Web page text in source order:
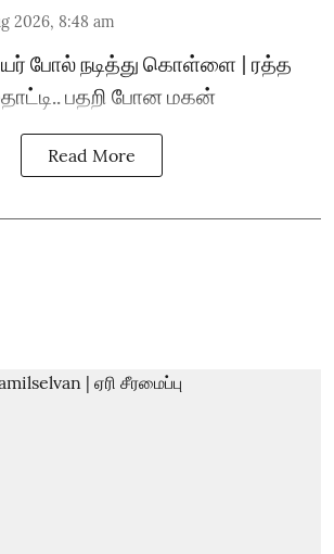
2026, 8:48 am
போல் நடித்து கொள்ளை | ரத்த
பதறி போன மகன்
Read More